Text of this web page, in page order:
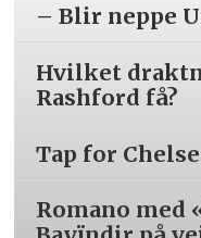
– Blir neppe
Hvilket
Rashford få?
Tap for
Romano med